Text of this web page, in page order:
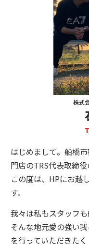
株式
はじめまして。船橋
門店のTRS代表取締役
この度は、HPにお越
す。
我々は私もスタッフも
そんな地元愛の強い
を行っていただきたく